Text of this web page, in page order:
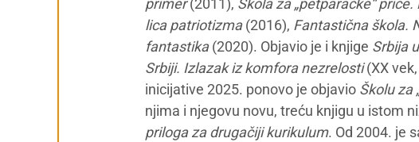
primer(2011), Škola za „petparačke“
lica patriotizma(2016), Fantastična škola.
fantastika(2020). Objavio je i knjige Srbija
Srbiji. Izlazak iz komfora nezrelosti(XX
inicijative 2025. ponovo je objavio Školu za
njima i njegovu novu, treću knjigu u istom
priloga za drugačiji kurikulum. Od 2004. je